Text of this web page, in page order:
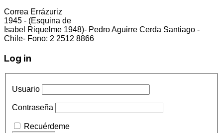
Correa Errázuriz
1945 - (Esquina de
Isabel Riquelme 1948)- Pedro Aguirre Cerda Santiago -
Chile- Fono: 2 2512 8866
Log in
Usuario
Contraseña
Recuérdeme